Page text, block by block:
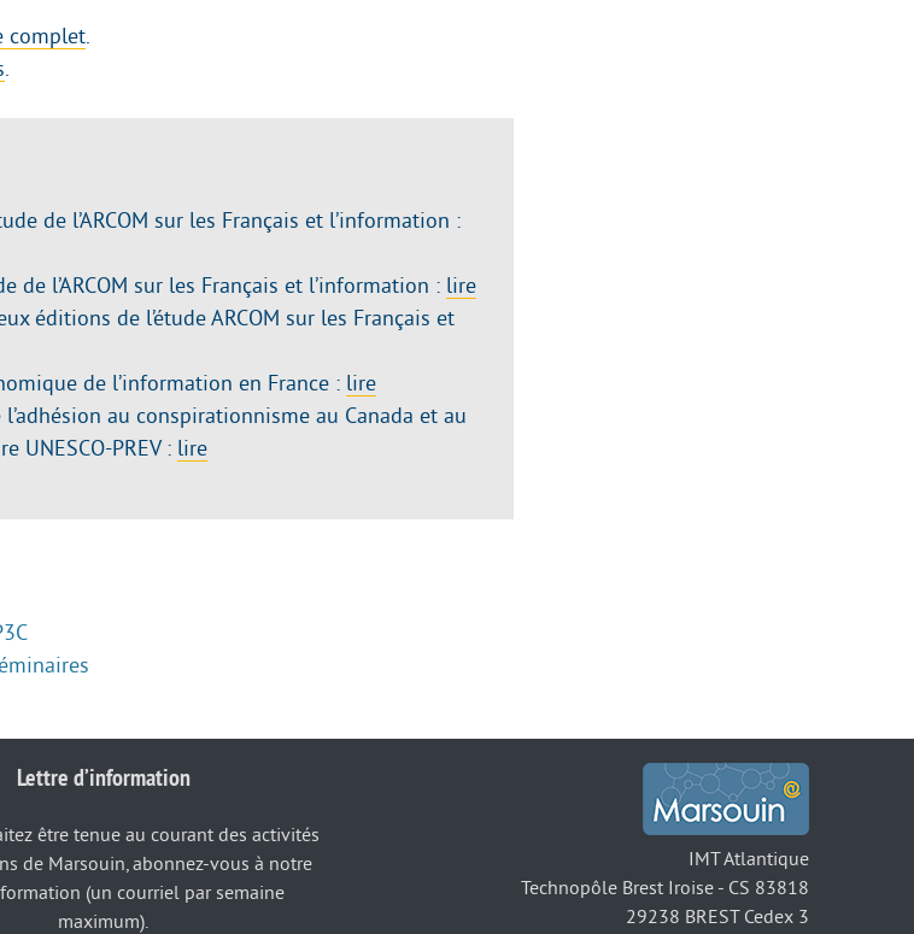
complet.
.
de l’ARCOM sur les Français et l’information :
de l’ARCOM sur les Français et l’information : lire
éditions de l’étude ARCOM sur les Français et
de l’information en France : lire
au conspirationnisme au Canada et au
UNESCO-PREV : lire
Lettre d’information
être tenue au courant des activités
de Marsouin, abonnez-vous à notre
(un courriel par semaine
maximum).
IMT Atlantique
Technopôle Brest Iroise - CS 83818
29238 BREST Cedex 3